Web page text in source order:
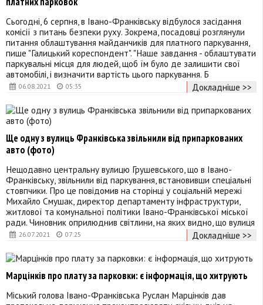
06.08.2021 05:35
Сьогодні, 6 серпня, в Івано-Франківську відбулося засідання
комісії з питань безпеки руху. Зокрема, посадовці розглянули
питання облаштування майданчиків для платного паркування,
пише "Галицький кореспондент". "Наше завдання - облаштувати
паркувальні місця для людей, щоб їм було де залишити свої
автомобілі, і визначити вартість цього паркування. Б
Докладніше >>
26.07.2021 07:25
Ще одну з вулиць Франківська звільнили від припаркованих
авто (фото)
Нещодавно центральну вулицю Грушевського, що в Івано-
Франківську, звільнили від паркування, встановивши спеціальні
стовпчики. Про це повідомив на сторінці у соціальній мережі
Михайло Смушак, директор департаменту інфраструктури,
житлової та комунальної політики Івано-Франківської міської
ради. Чиновник оприлюднив світлини, на яких видно, що вулиця
Докладніше >>
Марцінків про плату за парковки: є інформація, що хитрують
Міський голова Івано-Франківська Руслан Марцінків дав